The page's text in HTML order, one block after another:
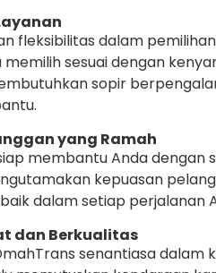
fleksibilitas dalam
memilih sesuai dengan
sopir
yang Ramah
membantu Anda
kepuasan
dalam setiap perjalanan
dan Berkualitas
senantiasa